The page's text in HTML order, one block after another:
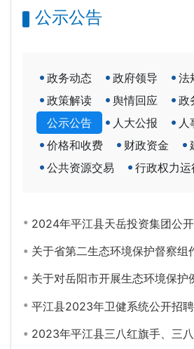
公示公告
政务动态 政府领导
法
政策解读
舆情回应
政
公示公告
人大公报
人
价格和收费
财政资金
公共资源交易
行政权力运
2024年平江县天岳投资集团公开招聘专
关于省第二生态环境保护督察组作风纪律监督
关于对岳阳市开展生态环境保护例
平江县2023年卫健系统公开招聘专业技术人员综合成绩
2023年平江县三八红旗手、三八红旗标兵、三八红旗集体、巾帼文明岗、巾帼建功标兵、巾帼建功先进集体、